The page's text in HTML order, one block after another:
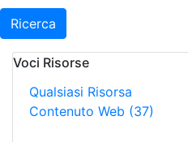
Ricerca
Voci Risorse
Qualsiasi Risorsa
Contenuto Web (37)